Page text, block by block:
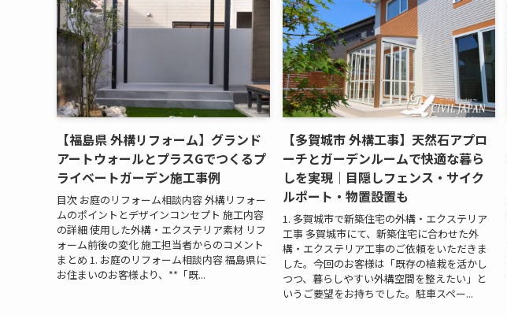
【福島県 外構リフォーム】グランド
アートウォールとプラスGでつくるプ
ライベートガーデン施工事例
目次 お庭のリフォーム相談内容 外構リフォー
ムのポイントとデザインコンセプト 施工内容
の詳細 使用した外構・エクステリア素材 リフ
ォーム前後の変化 施工担当者からのコメント
まとめ 1. お庭のリフォーム相談内容 福島県に
お住まいのお客様より、**「既...
【多賀城市 外構工事】天然石アプロ
ーチとガーデンルームで快適な暮ら
しを実現｜目隠しフェンス・サイク
ルポート・物置設置も
1. 多賀城市で新築住宅の外構・エクステリア
工事 多賀城市にて、新築住宅に合わせた外
構・エクステリア工事のご依頼をいただきま
した。今回のお客様は「既存の植栽を活かし
つつ、暮らしやすい外構空間を整えたい」と
いうご要望をお持ちでした。駐車スペー...